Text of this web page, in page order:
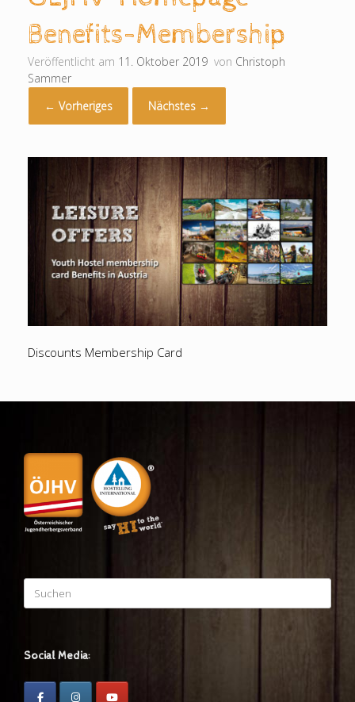
Benefits-Membership
Veröffentlicht am 11. Oktober 2019 von Christoph
Sammer
← Vorheriges
Nächstes →
Discounts Membership Card
Suchen
nach:
Social Media: